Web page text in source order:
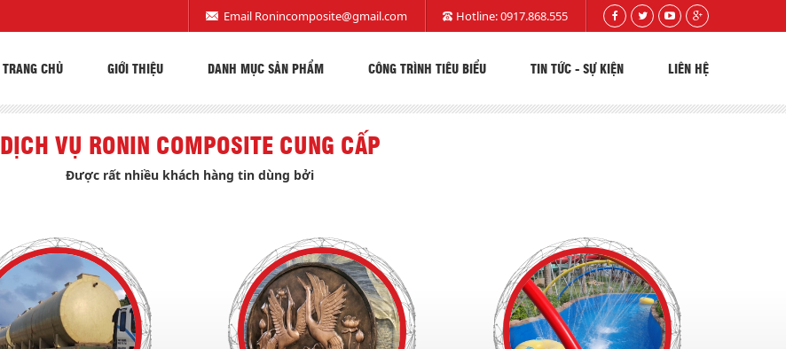
Email Ronincomposite@gmail.com Hotline:0917.868.555
TRANG CHỦ GIỚI THIỆU DANH MỤC SẢN PHẨM CÔNG TRÌNH TIÊU BIỂU TIN TỨC - SỰ KIỆN LIÊN HỆ
DỊCH VỤ RONIN COMPOSITE CUNG CẤP
Được rất nhiều khách hàng tin dùng bởi